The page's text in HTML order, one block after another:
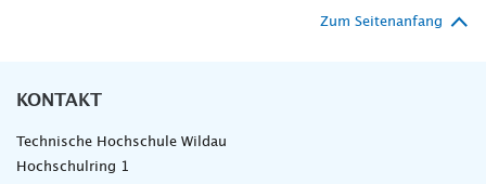
Zum Seitenanfang
KONTAKT
Technische Hochschule Wildau
Hochschulring 1